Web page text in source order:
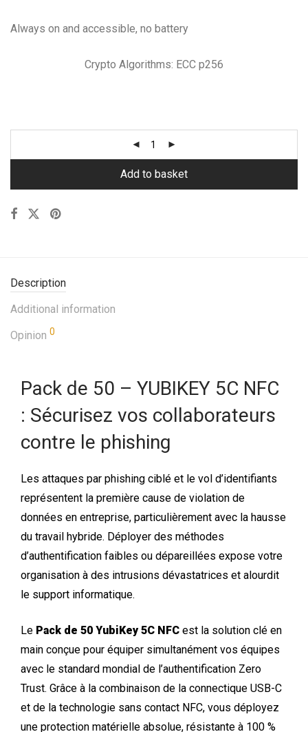
Always on and accessible, no battery
Crypto Algorithms: ECC p256
Add to basket
Description
Additional information
Opinion 0
Pack de 50 – YUBIKEY 5C NFC
: Sécurisez vos collaborateurs
contre le phishing
Les attaques par phishing ciblé et le vol d’identifiants
représentent la première cause de violation de
données en entreprise, particulièrement avec la hausse
du travail hybride. Déployer des méthodes
d’authentification faibles ou dépareillées expose votre
organisation à des intrusions dévastatrices et alourdit
le support informatique.
Le Pack de 50 YubiKey 5C NFC est la solution clé en
main conçue pour équiper simultanément vos équipes
avec le standard mondial de l’authentification Zero
Trust. Grâce à la combinaison de la connectique USB-C
et de la technologie sans contact NFC, vous déployez
une protection matérielle absolue, résistante à 100 %